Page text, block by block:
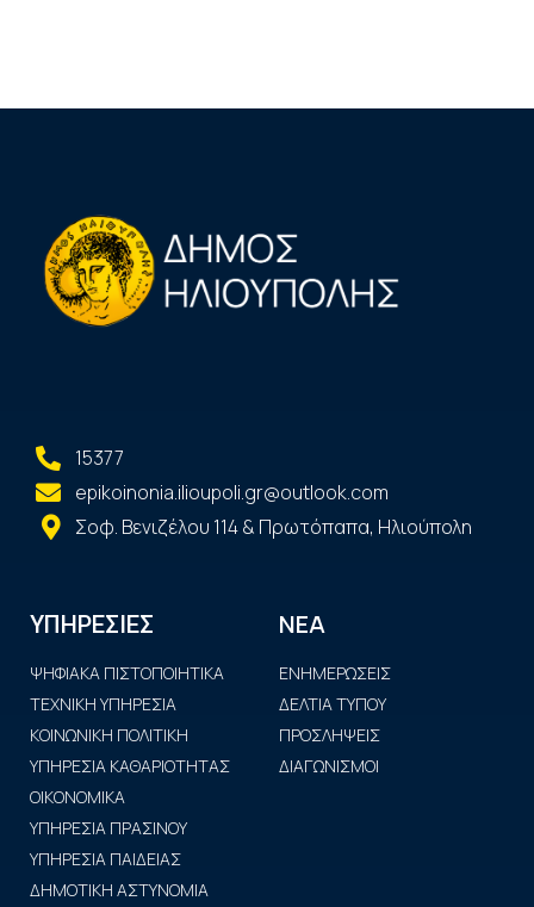
15377
epikoinonia.ilioupoli.gr@outlook.com
Σοφ. Βενιζέλου 114 & Πρωτόπαπα, Ηλιούπολη
ΥΠΗΡΕΣΙΕΣ
ΨΗΦΙΑΚΑ ΠΙΣΤΟΠΟΙΗΤΙΚΑ
ΤΕΧΝΙΚΗ ΥΠΗΡΕΣΙΑ
ΚΟΙΝΩΝΙΚΗ ΠΟΛΙΤΙΚΗ
ΥΠΗΡΕΣΙΑ ΚΑΘΑΡΙΟΤΗΤΑΣ
ΟΙΚΟΝΟΜΙΚΑ
ΥΠΗΡΕΣΙΑ ΠΡΑΣΙΝΟΥ
ΥΠΗΡΕΣΙΑ ΠΑΙΔΕΙΑΣ
ΔΗΜΟΤΙΚΗ ΑΣΤΥΝΟΜΙΑ
ΝΕΑ
ΕΝΗΜΕΡΩΣΕΙΣ
ΔΕΛΤΙΑ ΤΥΠΟΥ
ΠΡΟΣΛΗΨΕΙΣ
ΔΙΑΓΩΝΙΣΜΟΙ